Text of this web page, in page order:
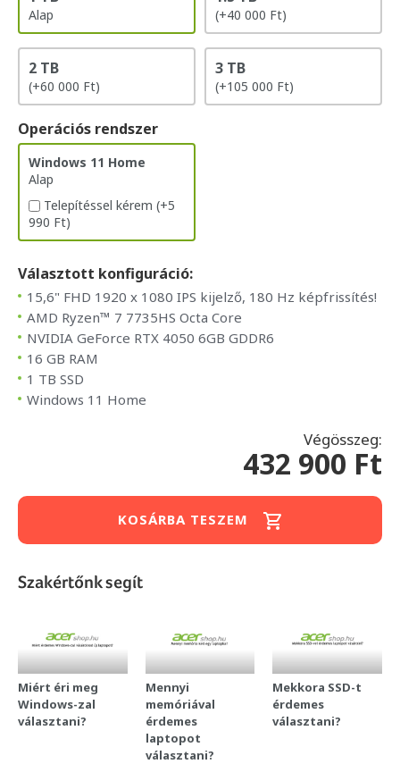
Alap (+40 000 Ft)
2 TB
(+60 000 Ft)
3 TB
(+105 000 Ft)
Operációs rendszer
Windows 11 Home
Alap
Telepítéssel kérem (+5
990 Ft)
Választott konfiguráció:
15,6" FHD 1920 x 1080 IPS kijelző, 180 Hz képfrissítés!
AMD Ryzen™ 7 7735HS Octa Core
NVIDIA GeForce RTX 4050 6GB GDDR6
16 GB RAM
1 TB SSD
Windows 11 Home
Végösszeg:
432 900 Ft
KOSÁRBA TESZEM
Szakértőnk segít
Miért éri meg
Windows-zal
választani?
Mennyi
memóriával
érdemes
laptopot
választani?
Mekkora SSD-t
érdemes
választani?